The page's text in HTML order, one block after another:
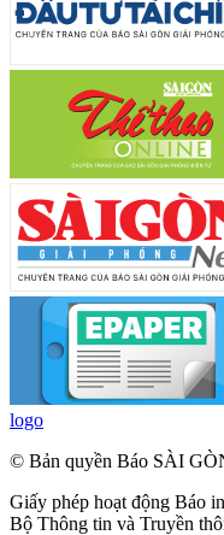
logo
© Bản quyền Báo SÀI
Giấy phép hoạt động Báo
Bộ Thông tin và Truyền